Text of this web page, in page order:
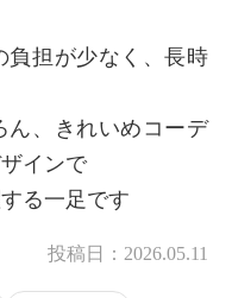
負担が少なく、長時
ん、きれいめコーデ
インで
る一足です
投稿日： 2026.05.11